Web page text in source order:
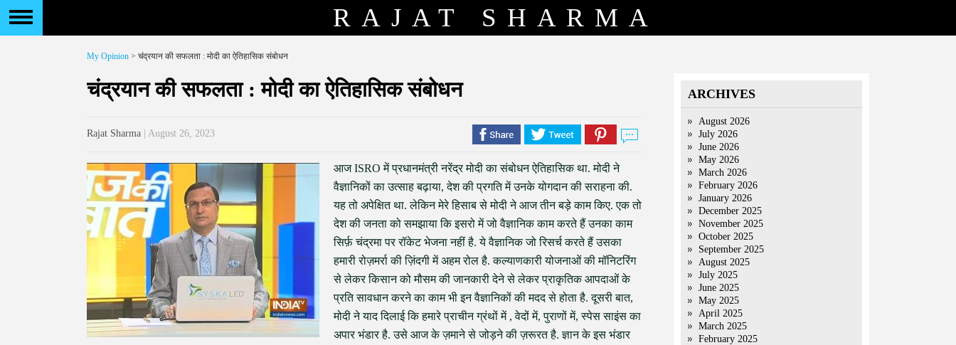
RAJAT SHARMA
My Opinion > चंद्रयान की सफलता : मोदी का ऐतिहासिक संबोधन
चंद्रयान की सफलता : मोदी का ऐतिहासिक संबोधन
Rajat Sharma | August 26, 2023
आज ISRO में प्रधानमंत्री नरेंद्र मोदी का संबोधन ऐतिहासिक था. मोदी ने
वैज्ञानिकों का उत्साह बढ़ाया, देश की प्रगति में उनके योगदान की सराहना की.
यह तो अपेक्षित था. लेकिन मेरे हिसाब से मोदी ने आज तीन बड़े काम किए. एक तो
देश की जनता को समझाया कि इसरो में जो वैज्ञानिक काम करते हैं उनका काम
सिर्फ़ चंद्रमा पर रॉकेट भेजना नहीं है. ये वैज्ञानिक जो रिसर्च करते हैं उसका
हमारी रोज़मर्रा की ज़िंदगी में अहम रोल है. कल्याणकारी योजनाओं की मॉनिटरिंग
से लेकर किसान को मौसम की जानकारी देने से लेकर प्राकृतिक आपदाओं के
प्रति सावधान करने का काम भी इन वैज्ञानिकों की मदद से होता है. दूसरी बात,
मोदी ने याद दिलाई कि हमारे प्राचीन ग्रंथों में , वेदों में, पुराणों में, स्पेस साइंस का
अपार भंडार है. उसे आज के ज़माने से जोड़ने की ज़रूरत है. ज्ञान के इस भंडार
ARCHIVES
August 2026
July 2026
June 2026
May 2026
March 2026
February 2026
January 2026
December 2025
November 2025
October 2025
September 2025
August 2025
July 2025
June 2025
May 2025
April 2025
March 2025
February 2025